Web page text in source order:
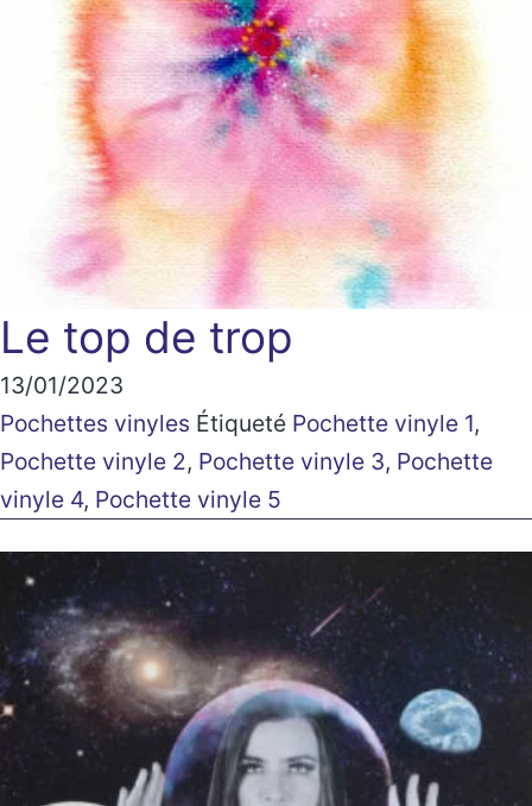
Le top de trop
13/01/2023
Pochettes vinyles Étiqueté Pochette vinyle 1,
Pochette vinyle 2, Pochette vinyle 3, Pochette
vinyle 4, Pochette vinyle 5